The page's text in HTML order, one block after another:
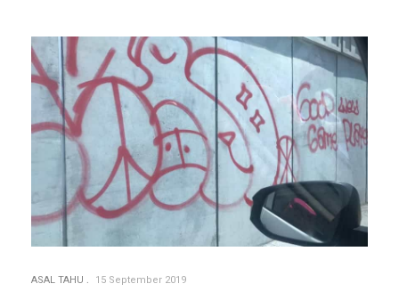
ASAL TAHU 15 September 2019